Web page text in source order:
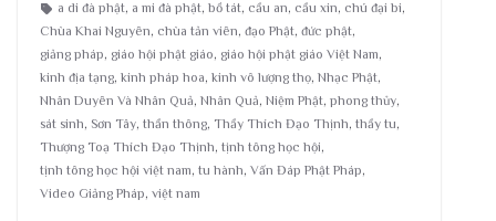
a di đà phật, a mi đà phật, bồ tát, cầu an, cầu xin, chú đại bi,
Chùa Khai Nguyên, chùa tản viên, đạo Phật, đức phật,
giảng pháp, giáo hội phật giáo, giáo hội phật giáo Việt Nam,
kinh địa tạng, kinh pháp hoa, kinh vô lượng thọ, Nhạc Phật,
Nhân Duyên Và Nhân Quả, Nhân Quả, Niệm Phật, phong thủy,
sát sinh, Sơn Tây, thần thông, Thầy Thích Đạo Thịnh, thầy tu,
Thượng Toạ Thích Đạo Thịnh, tịnh tông học hội,
tịnh tông học hội việt nam, tu hành, Vấn Đáp Phật Pháp,
Video Giảng Pháp, việt nam